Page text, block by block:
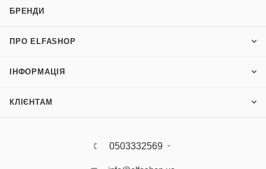
БРЕНДИ
ПРО ELFASHOP
ІНФОРМАЦІЯ
КЛІЄНТАМ
0503332569